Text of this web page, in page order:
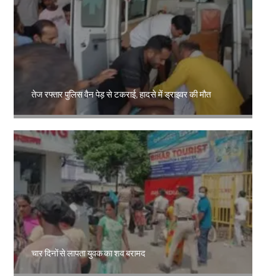
तेज रफ्तार पुलिस वैन पेड़ से टकराई, हादसे में ड्राइवर की मौत
चार दिनों से लापता युवक का शव बरामद